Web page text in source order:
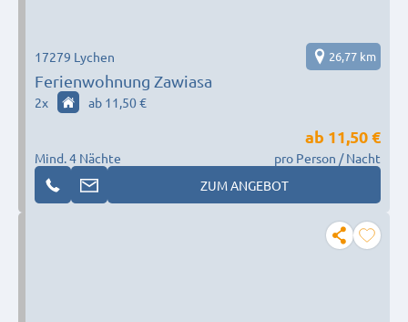
Ferienwohnung Zawiasa
17279 Lychen 26,77 km
2x ab 11,50 €
Mind. 4 Nächte
ab 11,50 €
pro Person / Nacht
ZUM ANGEBOT